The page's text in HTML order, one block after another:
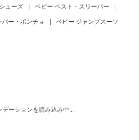
ューズ | ベビー ベスト・スリーパー |
ー・ポンチョ | ベビー ジャンプスーツ
デーションを読み込み中...